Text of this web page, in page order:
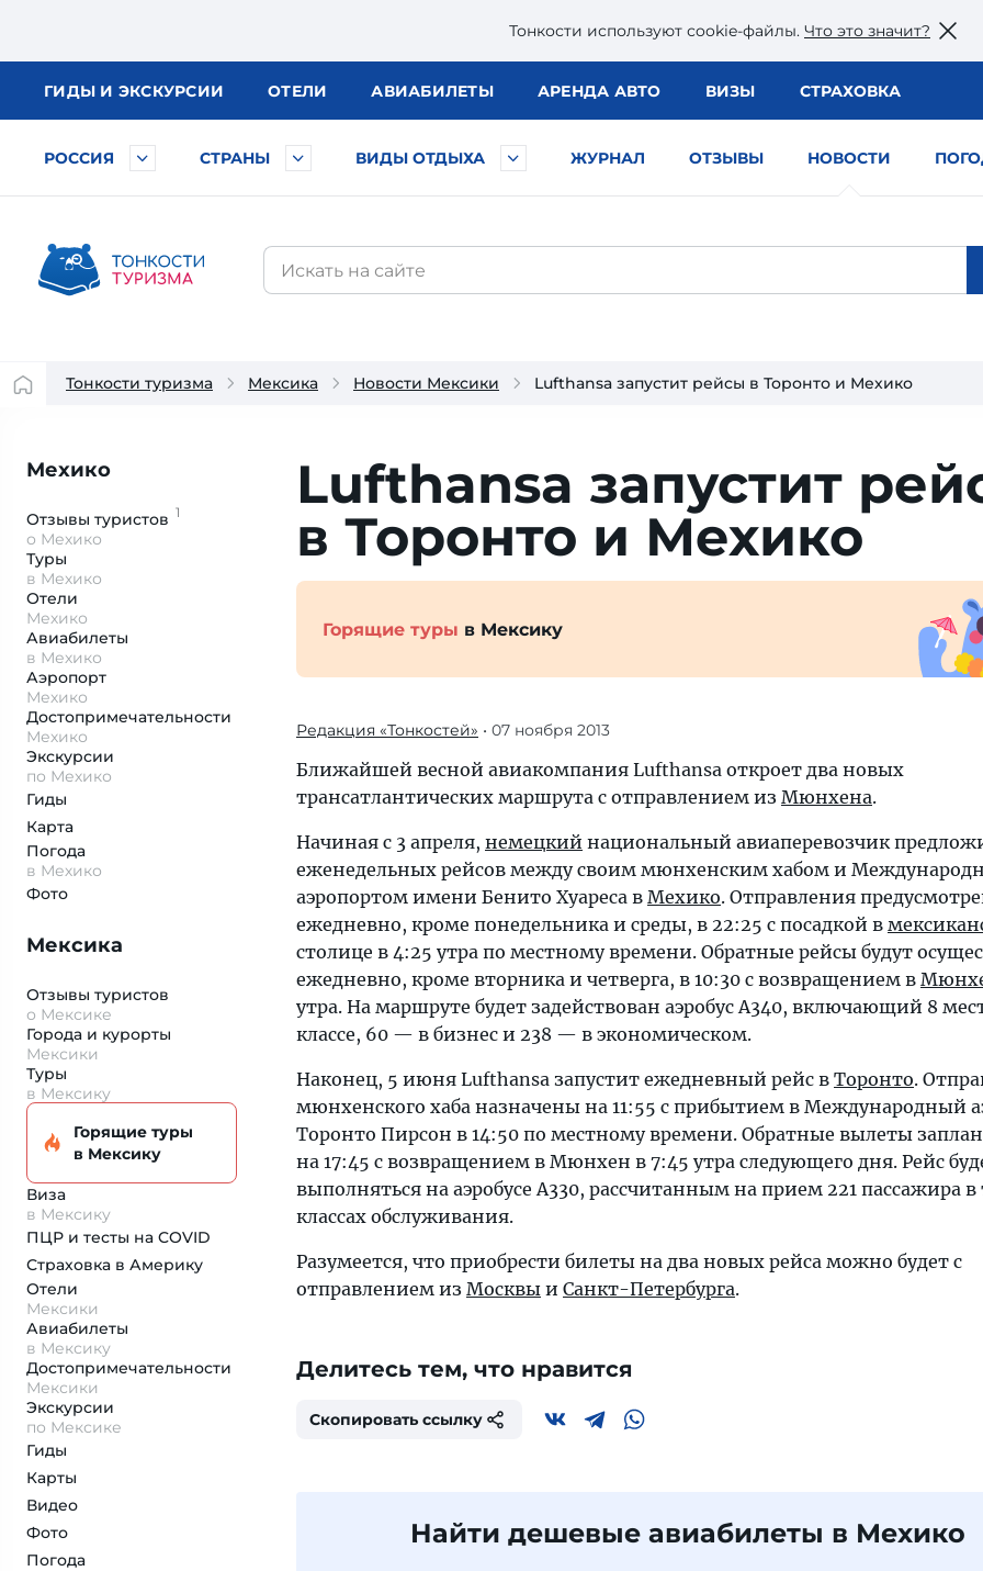
Тонкости используют сookie-файлы. Что это значит?
ГИДЫ И ЭКСКУРСИИ ОТЕЛИ АВИАБИЛЕТЫ АРЕНДА АВТО ВИЗЫ СТРАХОВКА
РОССИЯ СТРАНЫ ВИДЫ ОТДЫХА ЖУРНАЛ ОТЗЫВЫ НОВОСТИ
Тонкости туризма Мексика Новости Мексики Lufthansa запустит рейсы в Торонто и Мехико
Мехико
Отзывы туристов 1
о Мехико
Туры
в Мехико
Отели
Мехико
Авиабилеты
в Мехико
Аэропорт
Мехико
Достопримеча­тельности
Мехико
Экскурсии
по Мехико
Гиды
Карта
Погода
в Мехико
Фото
Мексика
Отзывы туристов
о Мексике
Города и курорты
Мексики
Туры
в Мексику
Горящие туры
в Мексику
Виза
в Мексику
ПЦР и тесты на COVID
Страховка в Америку
Отели
Мексики
Авиабилеты
в Мексику
Достопримеча­тельности
Мексики
Экскурсии
по Мексике
Гиды
Карты
Видео
Фото
Погода
Lufthansa запустит
в Торонто и Мехико
Горящие туры в Мексику
Редакция «Тонкостей» • 07 ноября 2013
Ближайшей весной авиакомпания Lufthansa откроет два новых
трансатлантических маршрута с отправлением из Мюнхена.
Начиная с 3 апреля, немецкий национальный авиаперевозчик
еженедельных рейсов между своим мюнхенским хабом и
аэропортом имени Бенито Хуареса в Мехико. Отправления
ежедневно, кроме понедельника и среды, в 22:25 с посадкой в
столице в 4:25 утра по местному времени. Обратные рейсы будут
ежедневно, кроме вторника и четверга, в 10:30 с возвращением в
утра. На маршруте будет задействован аэробус A340, включающий 8
классе, 60 — в бизнес и 238 — в экономическом.
Наконец, 5 июня Lufthansa запустит ежедневный рейс в Торонто.
мюнхенского хаба назначены на 11:55 с прибытием в Международный
Торонто Пирсон в 14:50 по местному времени. Обратные вылеты
на 17:45 с возвращением в Мюнхен в 7:45 утра следующего дня. Рейс
выполняться на аэробусе A330, рассчитанным на прием 221 пассажира в
классах обслуживания.
Разумеется, что приобрести билеты на два новых рейса можно будет с
отправлением из Москвы и Санкт-Петербурга.
Делитесь тем, что нравится
Скопировать ссылку
Найти дешевые авиабилеты в Мехико